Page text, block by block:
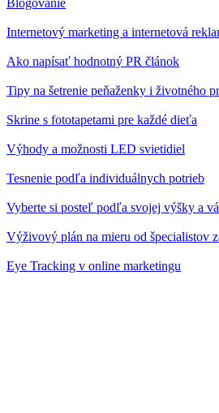
Internetový marketing a internetová
Ako napísať hodnotný PR článok
Tipy na šetrenie peňaženky i životného
Skrine s fototapetami pre každé dieťa
Výhody a možnosti LED svietidiel
Tesnenie podľa individuálnych potrieb
Vyberte si posteľ podľa svojej výšky a
Výživový plán na mieru od špecialistov
Eye Tracking v online marketingu